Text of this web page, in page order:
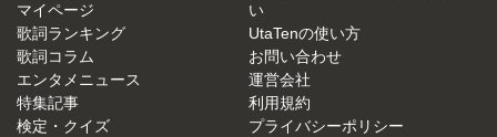
マイページ
歌詞ランキング
歌詞コラム
エンタメニュース
特集記事
検定・クイズ
い
UtaTenの使い方
お問い合わせ
運営会社
利用規約
プライバシーポリシー